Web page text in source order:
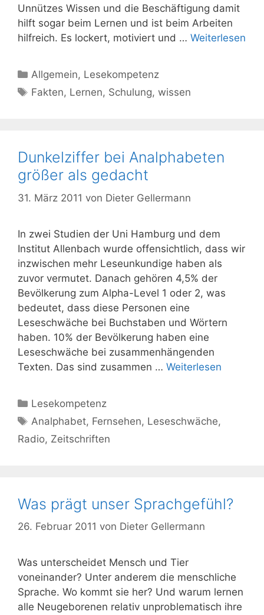
Unnützes Wissen und die Beschäftigung damit
hilft sogar beim Lernen und ist beim Ar­beiten
hilfreich. Es lockert, motiviert und … Weiterlesen
Kategorien
Allgemein, Lesekompetenz
Schlagwörter
Fakten, Lernen, Schulung,wissen
Dunkelziffer bei Analphabeten
größer als gedacht
31. März 2011 von Dieter Gellermann
In zwei Studien der Uni Hamburg und dem
Institut Allenbach wurde offensichtlich, dass wir
inzwischen mehr Leseunkundige haben als
zuvor vermutet. Danach gehören 4,5% der
Bevölkerung zum Alpha-Level 1 oder 2, was
bedeutet, dass diese Personen eine
Leseschwäche bei Buchstaben und Wörtern
haben. 10% der Bevölkerung haben eine
Leseschwäche bei zusammenhängenden
Texten. Das sind zusammen … Weiterlesen
Kategorien
Lesekompetenz
Schlagwörter
Analphabet, Fernsehen, Leseschwäche,
Radio, Zeitschriften
Was prägt unser Sprachgefühl?
26. Februar 2011 von Dieter Gellermann
Was unterscheidet Mensch und Tier
voneinander? Unter anderem die menschliche
Sprache. Wo kommt sie her? Und warum lernen
alle Neugeborenen relativ unproblematisch ihre